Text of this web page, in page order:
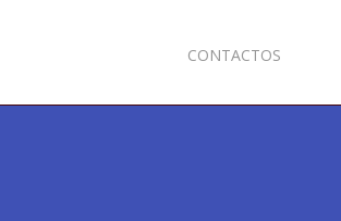
CONTACTOS